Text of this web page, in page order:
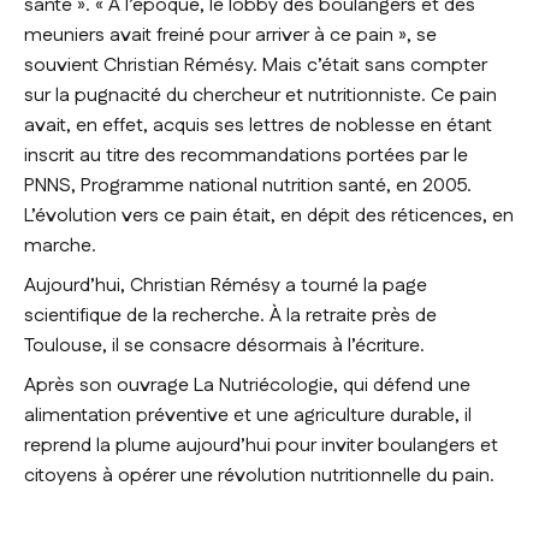
santé ». « À l’époque, le lobby des boulangers et des
meuniers avait freiné pour arriver à ce pain », se
souvient Christian Rémésy. Mais c’était sans compter
sur la pugnacité du chercheur et nutritionniste. Ce pain
avait, en effet, acquis ses lettres de noblesse en étant
inscrit au titre des recommandations portées par le
PNNS, Programme national nutrition santé, en 2005.
L’évolution vers ce pain était, en dépit des réticences, en
marche.
Aujourd’hui, Christian Rémésy a tourné la page
scientifique de la recherche. À la retraite près de
Toulouse, il se consacre désormais à l’écriture.
Après son ouvrageLa Nutriécologie, qui défend une
alimentation préventive et une agriculture durable, il
reprend la plume aujourd’hui pour inviter boulangers et
citoyens à opérer une révolution nutritionnelle du pain.